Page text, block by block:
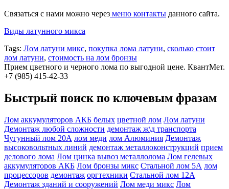
Связаться с нами можно через меню контакты данного сайта.
Виды латунного микса
Tags: Лом латуни микс, покупка лома латуни, сколько стоит
лом латуни, стоимость на лом бронзы
Прием цветного и черного лома по выгодной цене. КвантМет.
+7 (985) 415-42-33
Быстрый поиск по ключевым фразам
Лом аккумуляторов АКБ белых цветной лом Лом латуни
Демонтаж любой сложности демонтаж ж\д транспорта
Чугунный лом 20А лом меди лом Алюминия Демонтаж
высоковольтных линий демонтаж металлоконструкций прием
делового лома Лом цинка вывоз металлолома Лом гелевых
аккумуляторов АКБ Лом бронзы микс Стальной лом 5А лом
процессоров демонтаж оргтехники Стальной лом 12А
Демонтаж зданий и сооружений Лом меди микс Лом